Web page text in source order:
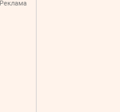
Реклама